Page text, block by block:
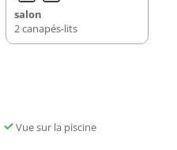
salon
2 canapés-lits
Vue sur la piscine